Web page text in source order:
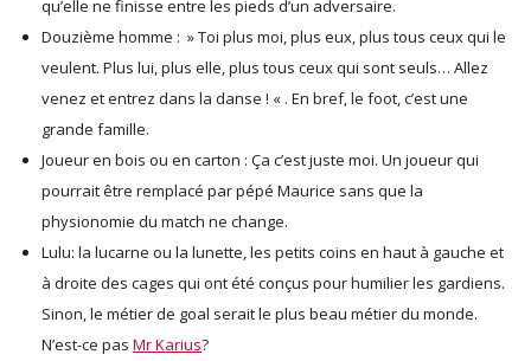
qu’elle ne finisse entre les pieds d’un adversaire.
Douzième homme : » Toi plus moi, plus eux, plus tous ceux qui le
veulent. Plus lui, plus elle, plus tous ceux qui sont seuls… Allez
venez et entrez dans la danse ! « . En bref, le foot, c’est une
grande famille.
Joueur en bois ou en carton : Ça c’est juste moi. Un joueur qui
pourrait être remplacé par pépé Maurice sans que la
physionomie du match ne change.
Lulu: la lucarne ou la lunette, les petits coins en haut à gauche et
à droite des cages qui ont été conçus pour humilier les gardiens.
Sinon, le métier de goal serait le plus beau métier du monde.
N’est-ce pas Mr Karius?